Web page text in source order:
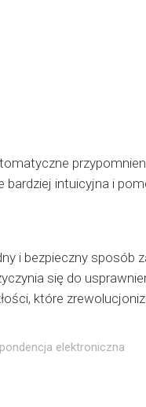
bardziej intuicyjna i
i bezpieczny sposób
się do
które
elektroniczna